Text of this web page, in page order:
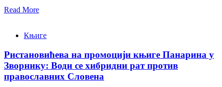
Read More
Књиге
Ристановићева на промоцији књиге Панарина у
Зворнику: Води се хибридни рат против
православних Словена